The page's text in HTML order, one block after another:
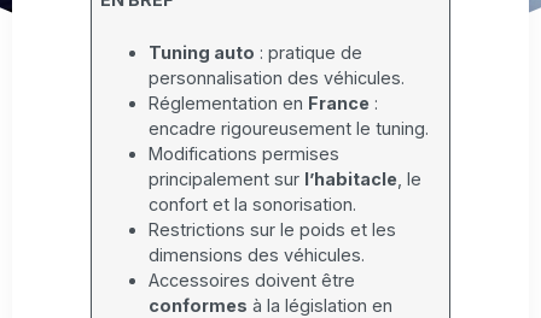
Tuning auto : pratique de
personnalisation des véhicules.
Réglementation en France :
encadre rigoureusement le tuning.
Modifications permises
principalement sur l’habitacle , le
confort et la sonorisation.
Restrictions sur le poids et les
dimensions des véhicules.
Accessoires doivent être
conformes à la législation en